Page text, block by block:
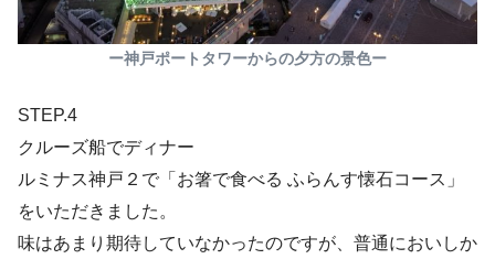
ー神戸ポートタワーからの夕方の景色ー
STEP.4
クルーズ船でディナー
ルミナス神戸２で「お箸で食べる ふらんす懐石コース」
をいただきました。
味はあまり期待していなかったのですが、普通においしか